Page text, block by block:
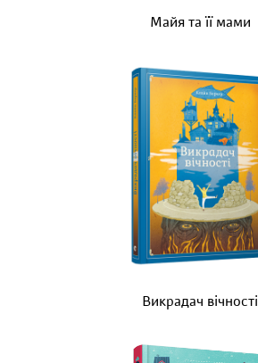
Майя та її мами
Викрадач вічності